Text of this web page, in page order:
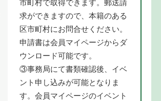
求ができますので、本籍のある
区市町村にお問合せください。
申請書は会員マイページからダ
ウンロード可能です。
③事務局にて書類確認後、イベ
ント申し込みが可能となりま
す。会員マイページのイベント